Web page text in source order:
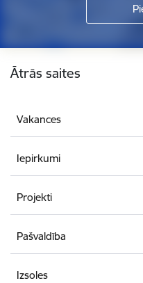
Ātrās saites
Vakances
Iepirkumi
Projekti
Pašvaldība
Izsoles